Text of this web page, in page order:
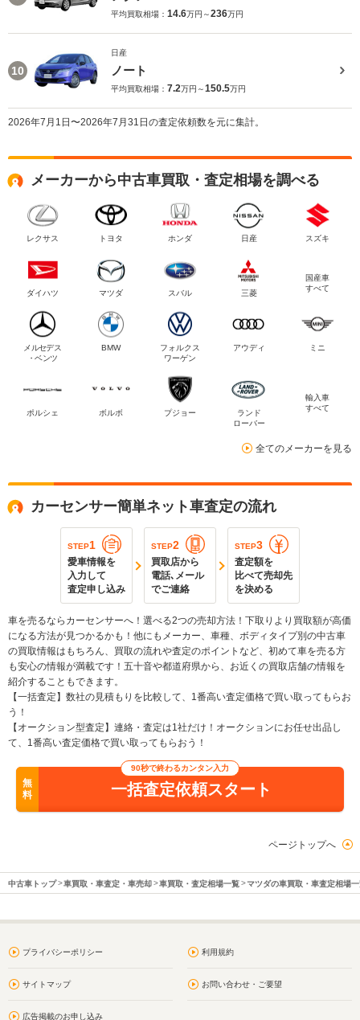
平均買取相場： 14.6万円～236万円
10
日産
ノート
平均買取相場： 7.2万円～150.5万円
2026年7月1日〜2026年7月31日の査定依頼数を元に集計。
メーカーから中古車買取・査定相場を調べる
レクサス トヨタ ホンダ 日産 スズキ
ダイハツ マツダ スバル 三菱
国産車
すべて
メルセデス
・ベンツ
BMW
フォルクス
ワーゲン
アウディ ミニ
ポルシェ ボルボ プジョー
ランド
ローバー
輸入車
すべて
全てのメーカーを見る
カーセンサー簡単ネット車査定の流れ
STEP1
愛車情報を
入力して
査定申し込み
STEP2
買取店から
電話､メール
でご連絡
STEP3
査定額を
比べて売却先
を決める
車を売るならカーセンサーへ！選べる2つの売却方法！下取りより買取額が高価
になる方法が見つかるかも！他にもメーカー、車種、ボディタイプ別の中古車
の買取情報はもちろん、買取の流れや査定のポイントなど、初めて車を売る方
も安心の情報が満載です！五十音や都道府県から、お近くの買取店舗の情報を
紹介することもできます。
【一括査定】数社の見積もりを比較して、1番高い査定価格で買い取ってもらお
う！
【オークション型査定】連絡・査定は1社だけ！オークションにお任せ出品し
て、1番高い査定価格で買い取ってもらおう！
無
料
90秒で終わるカンタン入力
一括査定依頼スタート
ページトップへ
中古車トップ 車買取・車査定・車売却 車買取・査定相場一覧 マツダの車買取・車査定相場
プライバシーポリシー 利用規約
サイトマップ お問い合わせ・ご要望
広告掲載のお申し込み